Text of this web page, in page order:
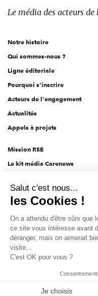
des
l'engagement
Le média des acteurs de
Notre histoire
Qui sommes-nous ?
Ligne éditoriale
Pourquoi s'inscrire
Acteurs de l'engagement
Actualités
Appels à projets
Mission RSE
Le kit média Carenews
AEF info
Novethic
PRODURABLE
Inclusiv Day
Données personnelles Mentions
Salut c'est nous...
les Cookies !
On a attendu d'être sûrs que
ce site vous intéresse avant
déranger, mais on aimerait
visite...
C'est OK pour vous ?
Je choisis